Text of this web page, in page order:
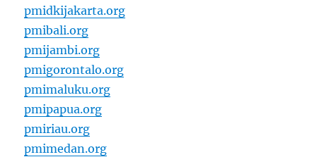
pmidkijakarta.org
pmibali.org
pmijambi.org
pmigorontalo.org
pmimaluku.org
pmipapua.org
pmiriau.org
pmimedan.org